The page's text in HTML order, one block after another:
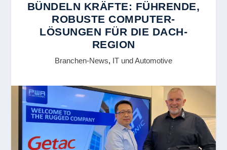
BÜNDELN KRÄFTE: FÜHRENDE,
ROBUSTE COMPUTER-
LÖSUNGEN FÜR DIE DACH-
REGION
Branchen-News, IT und Automotive